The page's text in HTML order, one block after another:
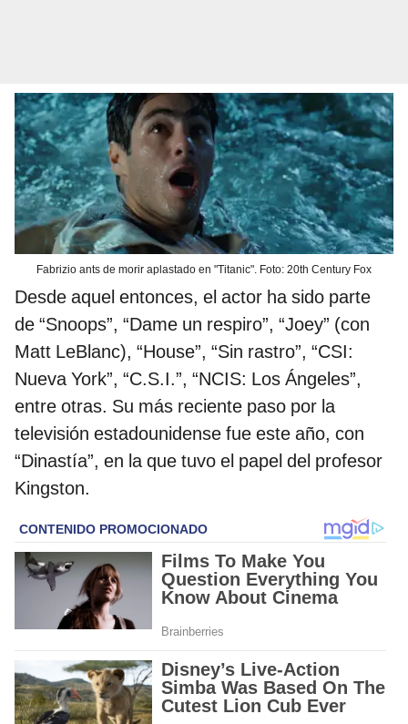
Fabrizio ants de morir aplastado en "Titanic". Foto: 20th Century Fox
Desde aquel entonces, el actor ha sido parte
de “Snoops”, “Dame un respiro”, “Joey” (con
Matt LeBlanc), “House”, “Sin rastro”, “CSI:
Nueva York”, “C.S.I.”, “NCIS: Los Ángeles”,
entre otras. Su más reciente paso por la
televisión estadounidense fue este año, con
“Dinastía”, en la que tuvo el papel del profesor
Kingston.